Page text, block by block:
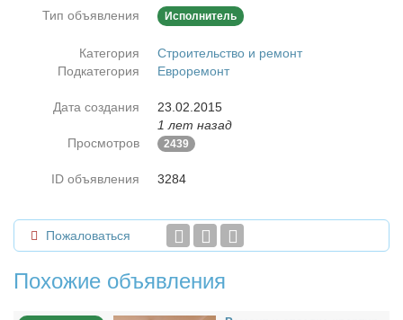
Тип объявления Исполнитель
Категория
Строительство и ремонт
Подкатегория
Евроремонт
Дата создания
23.02.2015
1 лет назад
Просмотров
2439
ID объявления 3284
Пожаловаться
Похожие объявления